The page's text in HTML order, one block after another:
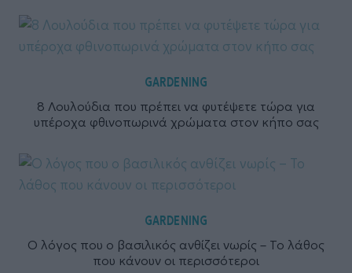
GARDENING
8 Λουλούδια που πρέπει να φυτέψετε τώρα για
υπέροχα φθινοπωρινά χρώματα στον κήπο σας
GARDENING
Ο λόγος που ο βασιλικός ανθίζει νωρίς – Το λάθος
που κάνουν οι περισσότεροι